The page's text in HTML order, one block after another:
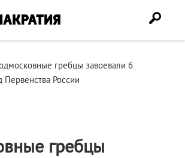
гребцы завоевали 6
Первенства России
гребцы